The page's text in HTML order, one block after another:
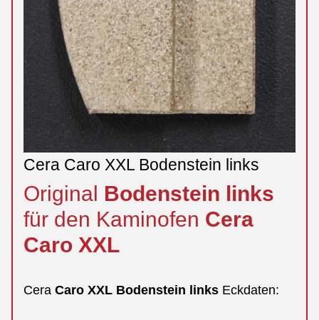
Cera Caro XXL Bodenstein links
Original Bodenstein links
für den Kaminofen Cera
Caro XXL
Cera Caro XXL Bodenstein links Eckdaten: